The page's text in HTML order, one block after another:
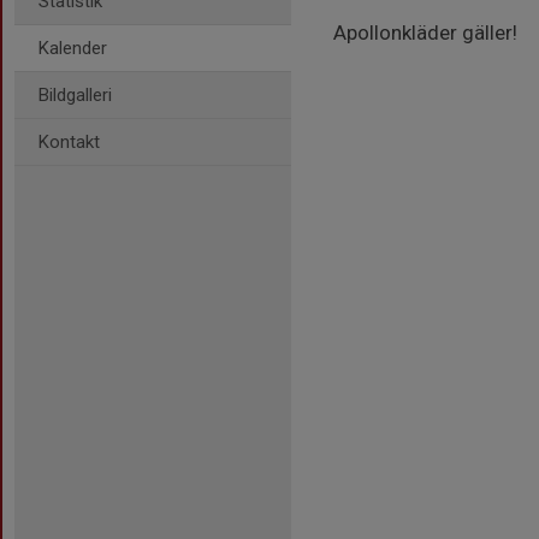
Kalender
Bildgalleri
Kontakt
Apollonkläder gäller!